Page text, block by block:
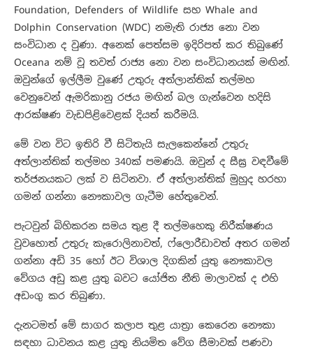
Foundation, Defenders of Wildlife සහ Whale and
Dolphin Conservation (WDC) නමැති රාජ්‍ය නො වන
සංවිධාන ද වුණා. අනෙක් පෙත්සම ඉදිරිපත් කර තිබුණේ
Oceana නම් වූ තවත් රාජ්‍ය නො වන සංවිධානයක් මඟින්.
ඔවුන්ගේ ඉල්ලීම වුණේ උතුරු අත්ලාන්තික් තල්මහ
වෙනුවෙන් ඇමරිකානු රජය මඟින් බල ගැන්වෙන හදිසි
ආරක්ෂණ වැඩපිළිවෙළක් දියත් කරීමයි.
මේ වන විට ඉතිරි වී සිටිතැයි සැලකෙන්නේ උතුරු
අත්ලාන්තික් තල්මහ 340ක් පමණයි. ඔවුන් ද සීඝ්‍ර වඳවීමේ
තර්ජනයකට ලක් ව සිටිනවා. ඒ අත්ලාන්තික් මුහුද හරහා
ගමන් ගන්නා නෞකාවල ගැටීම හේතුවෙන්.
පැටවුන් බිහිකරන සමය තුළ දී තල්මහෙකු නිරීක්ෂණය
වුවහොත් උතුරු කැරොලිනාවත්, ෆ්ලොරීඩාවත් අතර ගමන්
ගන්නා අඩි 35 හෝ ඊ⁣ට විශාල දිගකින් යුතු නෞකාවල
වේගය අඩු කළ යුතු බවට යෝජිත නීති මාලාවක් ද එහි
අඩංගු කර තිබුණා.
දැනටමත් මේ සාගර කලාප තුළ යාත්‍රා කෙරෙන නෞකා
සඳහා ධාවනය කළ යුතු නියමිත වේග සීමාවක් පණවා